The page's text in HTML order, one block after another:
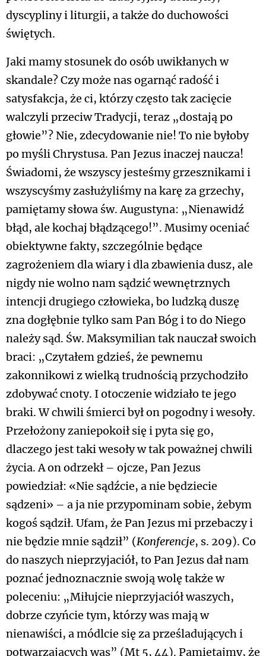
dyscypliny i liturgii, a także do duchowości
świętych.
Jaki mamy stosunek do osób uwikłanych w
skandale? Czy może nas ogarnąć radość i
satysfakcja, że ci, którzy często tak zacięcie
walczyli przeciw Tradycji, teraz „dostają po
głowie”? Nie, zdecydowanie nie! To nie byłoby
po myśli Chrystusa. Pan Jezus inaczej naucza!
Świadomi, że wszyscy jesteśmy grzesznikami i
wszyscyśmy zasłużyliśmy na karę za grzechy,
pamiętamy słowa św. Augustyna: „Nienawidź
błąd, ale kochaj błądzącego!”. Musimy oceniać
obiektywne fakty, szczególnie będące
zagrożeniem dla wiary i dla zbawienia dusz, ale
nigdy nie wolno nam sądzić wewnętrznych
intencji drugiego człowieka, bo ludzką duszę
zna dogłębnie tylko sam Pan Bóg i to do Niego
należy sąd. Św. Maksymilian tak nauczał swoich
braci: „Czytałem gdzieś, że pewnemu
zakonnikowi z wielką trudnością przychodziło
zdobywać cnoty. I otoczenie widziało te jego
braki. W chwili śmierci był on pogodny i wesoły.
Przełożony zaniepokoił się i pyta się go,
dlaczego jest taki wesoły w tak poważnej chwili
życia. A on odrzekł – ojcze, Pan Jezus
powiedział: «Nie sądźcie, a nie będziecie
sądzeni» – a ja nie przypominam sobie, żebym
kogoś sądził. Ufam, że Pan Jezus mi przebaczy i
nie będzie mnie sądził” (Konferencje, s. 209). Co
do naszych nieprzyjaciół, to Pan Jezus dał nam
poznać jednoznacznie swoją wolę także w
poleceniu: „Miłujcie nieprzyjaciół waszych,
dobrze czyńcie tym, którzy was mają w
nienawiści, a módlcie się za prześladujących i
potwarzających was” (Mt 5, 44). Pamiętajmy, że